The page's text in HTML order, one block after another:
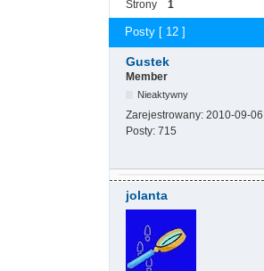
Strony 1
Posty [ 12 ]
Gustek
Member
Nieaktywny
Zarejestrowany: 2010-09-06
Posty: 715
jolanta